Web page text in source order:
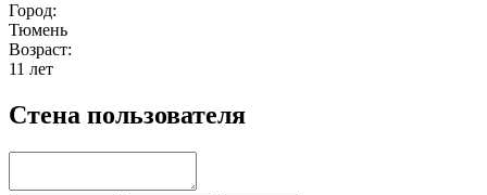
Город:
Тюмень
Возраст:
11 лет
Стена пользователя